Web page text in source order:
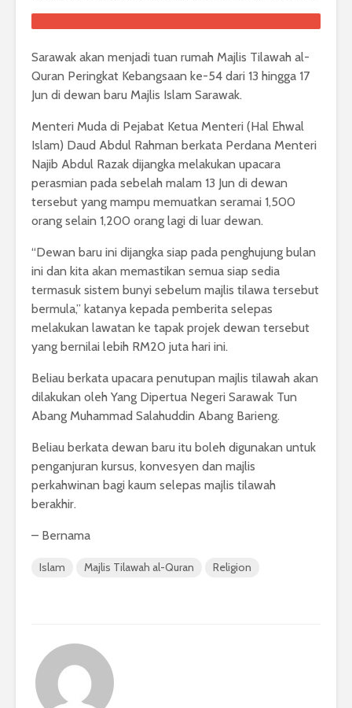
Sarawak akan menjadi tuan rumah Majlis Tilawah al-
Quran Peringkat Kebangsaan ke-54 dari 13 hingga 17
Jun di dewan baru Majlis Islam Sarawak.
Menteri Muda di Pejabat Ketua Menteri (Hal Ehwal
Islam) Daud Abdul Rahman berkata Perdana Menteri
Najib Abdul Razak dijangka melakukan upacara
perasmian pada sebelah malam 13 Jun di dewan
tersebut yang mampu memuatkan seramai 1,500
orang selain 1,200 orang lagi di luar dewan.
“Dewan baru ini dijangka siap pada penghujung bulan
ini dan kita akan memastikan semua siap sedia
termasuk sistem bunyi sebelum majlis tilawa tersebut
bermula,” katanya kepada pemberita selepas
melakukan lawatan ke tapak projek dewan tersebut
yang bernilai lebih RM20 juta hari ini.
Beliau berkata upacara penutupan majlis tilawah akan
dilakukan oleh Yang Dipertua Negeri Sarawak Tun
Abang Muhammad Salahuddin Abang Barieng.
Beliau berkata dewan baru itu boleh digunakan untuk
penganjuran kursus, konvesyen dan majlis
perkahwinan bagi kaum selepas majlis tilawah
berakhir.
– Bernama
Islam Majlis Tilawah al-Quran Religion